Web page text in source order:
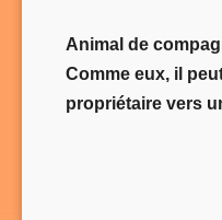
Animal de
Comme eux, il
propriétaire vers